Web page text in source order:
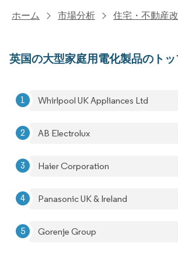
ホーム 市場分析 住宅・不動産
英国の大型家庭用電化製品のト
Whirlpool UK Appliances Ltd
AB Electrolux
Haier Corporation
Panasonic UK & Ireland
Gorenje Group